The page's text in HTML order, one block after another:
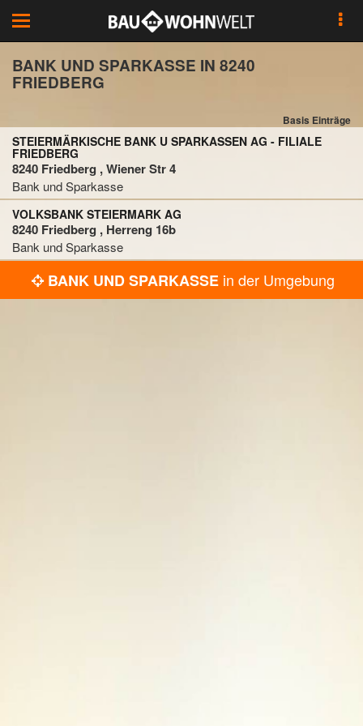
Toggle
navigation
BANK UND SPARKASSE IN 8240
FRIEDBERG
Basis Einträge
STEIERMÄRKISCHE BANK U SPARKASSEN AG - FILIALE
FRIEDBERG
8240 Friedberg , Wiener Str 4
Bank und Sparkasse
VOLKSBANK STEIERMARK AG
8240 Friedberg , Herreng 16b
Bank und Sparkasse
BANK UND SPARKASSE in der Umgebung